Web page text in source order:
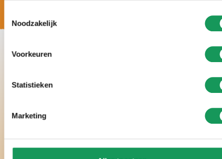
Noodzakelijk
Voorkeuren
Statistieken
Marketing